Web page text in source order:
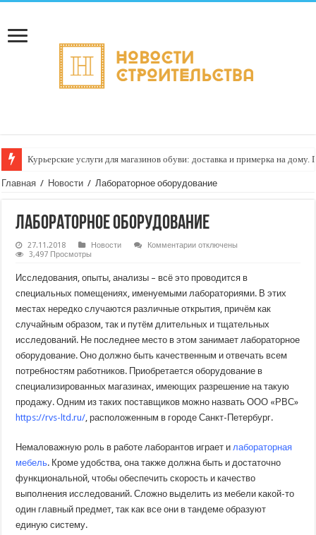
Курьерские услуги для магазинов обуви: доставка и примерка на дому.
Как рассчитать оптимальную длину маршрута для одного курьера:
Главная / Новости / Лабораторное оборудование
Лабораторное оборудование
27.11.2018 Новости Комментариикотключены
3,497 Просмотры
Исследования, опыты, анализы – всё это проводится в
специальных помещениях, именуемыми лабораториями. В этих
местах нередко случаются различные открытия, причём как
случайным образом, так и путём длительных и тщательных
исследований. Не последнее место в этом занимает лабораторное
оборудование. Оно должно быть качественным и отвечать всем
потребностям работников. Приобретается оборудование в
специализированных магазинах, имеющих разрешение на такую
продажу. Одним из таких поставщиков можно назвать ООО «РВС»
https://rvs-ltd.ru/, расположенным в городе Санкт-Петербург.
Немаловажную роль в работе лаборантов играет илабораторная
мебель. Кроме удобства, она также должна быть и достаточно
функциональной, чтобы обеспечить скорость и качество
выполнения исследований. Сложно выделить из мебели какой-то
один главный предмет, так как все они в тандеме образуют
единую систему.